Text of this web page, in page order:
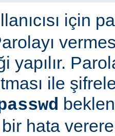
için
yapılır.
ile
hata